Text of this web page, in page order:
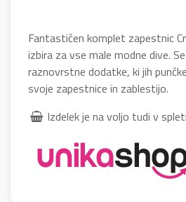
Fantastičen komplet zapestnic
izbira za vse male modne dive.
raznovrstne dodatke, ki jih
svoje zapestnice in zablestijo.
Izdelek je na voljo tudi v